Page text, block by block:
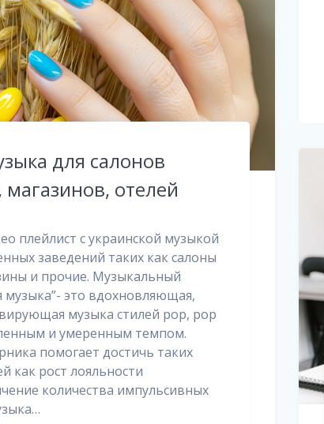
для салонов
магазинов, отелей
плейлист с украинской музыкой
заведений таких как салоны
и прочие. Музыкальный
музыка”- это вдохновляющая,
музыка стилей pop, pop
и умеренным темпом.
помогает достичь таких
как рост лояльности
количества импульсивных